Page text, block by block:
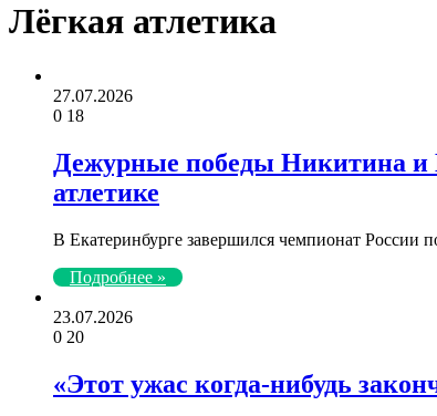
Лёгкая атлетика
27.07.2026
0 18
Дежурные победы Никитина и
атлетике
В Екатеринбурге завершился чемпионат
Подробнее »
23.07.2026
0 20
«Этот ужас когда-нибудь